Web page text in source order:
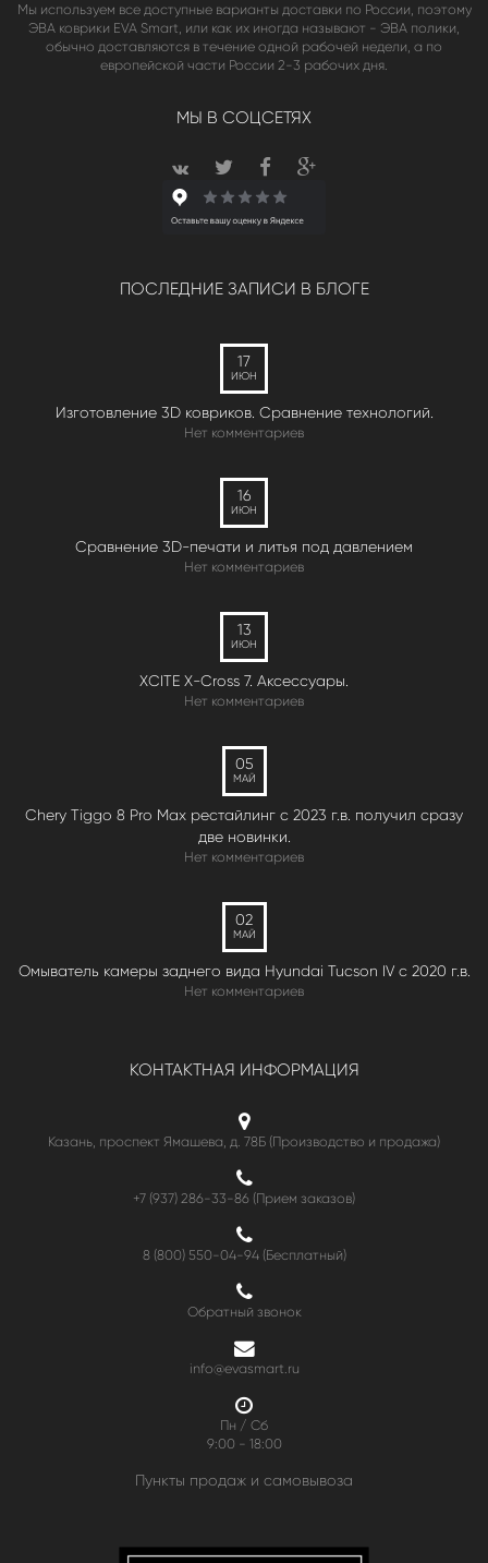
Мы используем все доступные варианты доставки по России, поэтому
ЭВА коврики EVA Smart, или как их иногда называют - ЭВА полики,
обычно доставляются в течение одной рабочей недели, а по
европейской части России 2-3 рабочих дня.
МЫ В СОЦСЕТЯХ
ПОСЛЕДНИЕ ЗАПИСИ В БЛОГЕ
17
ИЮН
Изготовление 3D ковриков. Сравнение технологий.
Нет комментариев
16
ИЮН
Сравнение 3D-печати и литья под давлением
Нет комментариев
13
ИЮН
XCITE X-Cross 7. Аксессуары.
Нет комментариев
05
МАЙ
Chery Tiggo 8 Pro Max рестайлинг с 2023 г.в. получил сразу
две новинки.
Нет комментариев
02
МАЙ
Омыватель камеры заднего вида Hyundai Tucson IV c 2020 г.в.
Нет комментариев
КОНТАКТНАЯ ИНФОРМАЦИЯ
Казань, проспект Ямашева, д. 78Б (Производство и продажа)
+7 (937) 286-33-86 (Прием заказов)
8 (800) 550-04-94(Бесплатный)
Обратный звонок
info@evasmart.ru
Пн / Сб
9:00 - 18:00
Пункты продаж и самовывоза